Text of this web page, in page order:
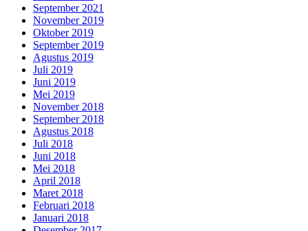
September 2021
November 2019
Oktober 2019
September 2019
Agustus 2019
Juli 2019
Juni 2019
Mei 2019
November 2018
September 2018
Agustus 2018
Juli 2018
Juni 2018
Mei 2018
April 2018
Maret 2018
Februari 2018
Januari 2018